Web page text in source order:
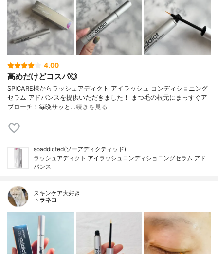
4.00
高めだけどコスパ◎
SPICARE様からラッシュアディクト アイラッシュ コンディショニング
セラム アドバンスを提供いただきました！ まつ毛の根元にまっすぐア
プローチ！毎晩サッと…続きを見る
soaddicted(ソーアディクティッド)
ラッシュアディクト アイラッシュコンディショニングセラム アド
バンス
スキンケア大好き
トラネコ